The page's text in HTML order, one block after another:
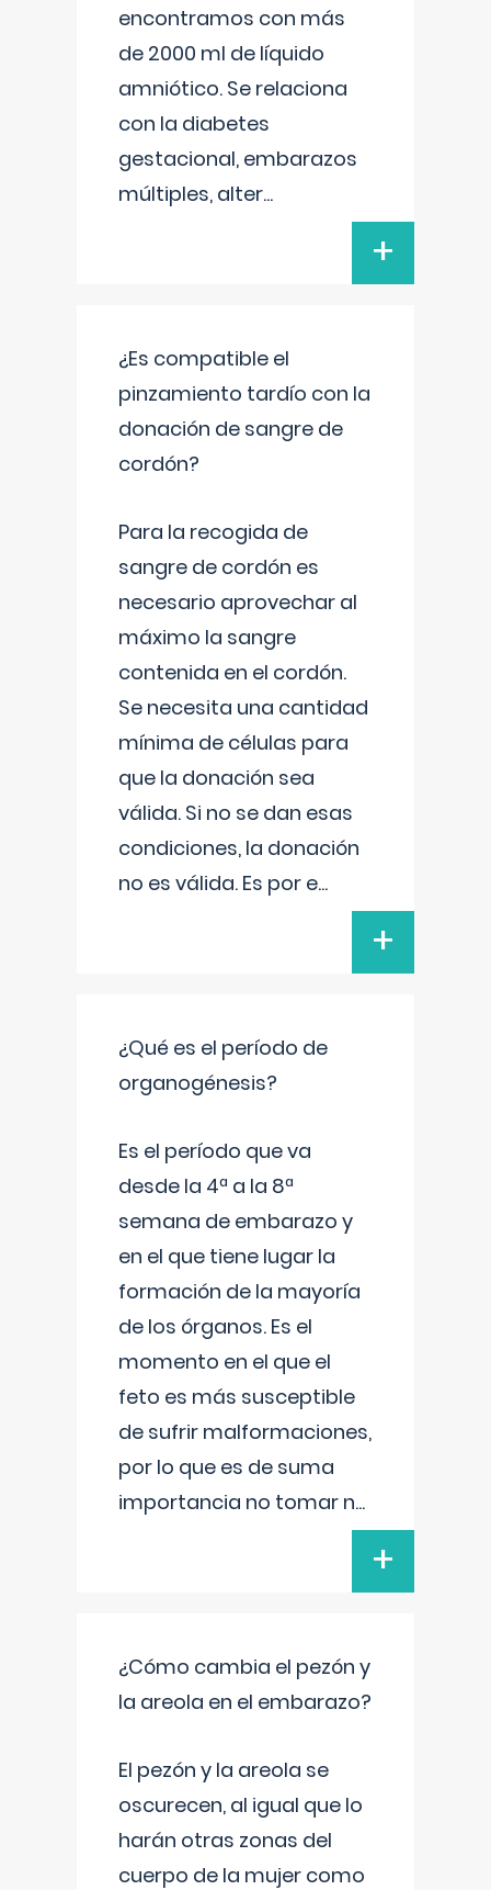
encontramos con más
de 2000 ml de líquido
amniótico. Se relaciona
con la diabetes
gestacional, embarazos
múltiples, alter...
+
¿Es compatible el
pinzamiento tardío con la
donación de sangre de
cordón?
Para la recogida de
sangre de cordón es
necesario aprovechar al
máximo la sangre
contenida en el cordón.
Se necesita una cantidad
mínima de células para
que la donación sea
válida. Si no se dan esas
condiciones, la donación
no es válida. Es por e...
+
¿Qué es el período de
organogénesis?
Es el período que va
desde la 4ª a la 8ª
semana de embarazo y
en el que tiene lugar la
formación de la mayoría
de los órganos. Es el
momento en el que el
feto es más susceptible
de sufrir malformaciones,
por lo que es de suma
importancia no tomar n...
+
¿Cómo cambia el pezón y
la areola en el embarazo?
El pezón y la areola se
oscurecen, al igual que lo
harán otras zonas del
cuerpo de la mujer como